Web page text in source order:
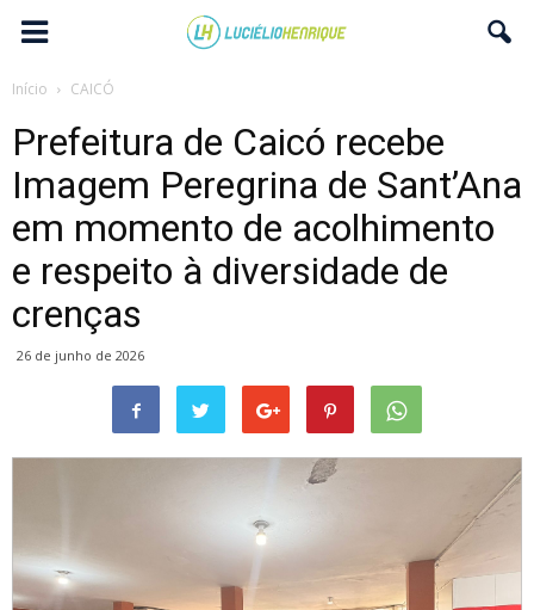
Início CAICÓ
Prefeitura de Caicó recebe
Imagem Peregrina de Sant’Ana
em momento de acolhimento
e respeito à diversidade de
crenças
26 de junho de 2026